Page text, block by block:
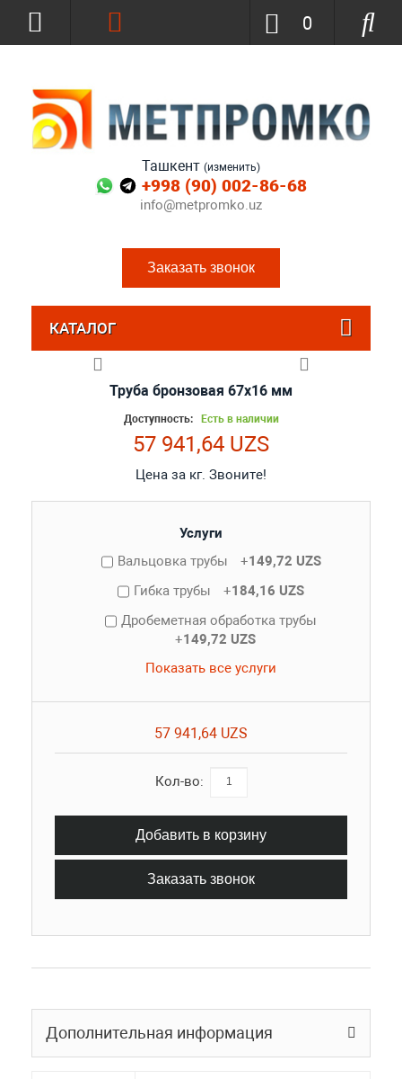
Ташкент (изменить)
+998 (90) 002-86-68
info@metpromko.uz
Заказать звонок
0
КАТАЛОГ
Труба бронзовая 67x16 мм
Доступность: Есть в наличии
57 941,64 UZS
Цена за кг. Звоните!
Услуги
Вальцовка трубы
+149,72 UZS
Гибка трубы
+184,16 UZS
Дробеметная обработка трубы
+149,72 UZS
Показать все услуги
57 941,64 UZS
Кол-во:
Добавить в корзину
Заказать звонок
Дополнительная информация